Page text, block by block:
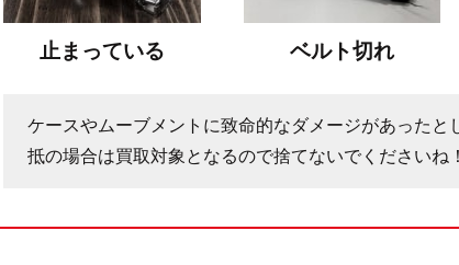
止まっている ベルト切れ
ケースやムーブメントに致命的なダメージがあった
抵の場合は買取対象となるので捨てないでくださいね！